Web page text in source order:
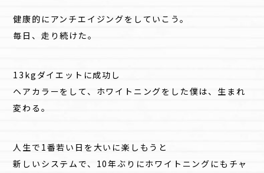
健康的にアンチエイジングをしていこう。
毎日、走り続けた。
13kgダイエットに成功し
ヘアカラーをして、ホワイトニングをした僕は、生まれ
変わる。
人生で1番若い日を大いに楽しもうと
新しいシステムで、10年ぶりにホワイトニングにもチャ